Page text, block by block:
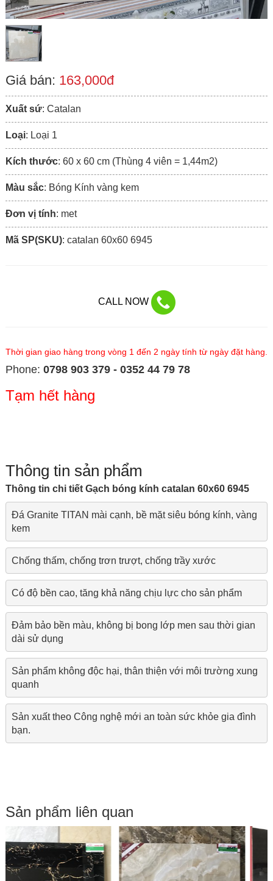
Giá bán: 163,000đ
Xuất sứ: Catalan
Loại: Loại 1
Kích thước: 60 x 60 cm (Thùng 4 viên = 1,44m2)
Màu sắc: Bóng Kính vàng kem
Đơn vị tính: met
Mã SP(SKU): catalan 60x60 6945
CALL NOW
Thời gian giao hàng trong vòng 1 đến 2 ngày tính từ ngày đặt hàng.
Phone: 0798 903 379 - 0352 44 79 78
Tạm hết hàng
Thông tin sản phẩm
Thông tin chi tiết Gạch bóng kính catalan 60x60 6945
Đá Granite TITAN mài cạnh, bề mặt siêu bóng kính, vàng
kem
Chống thấm, chống trơn trượt, chống trầy xước
Có độ bền cao, tăng khả năng chịu lực cho sản phẩm
Đảm bảo bền màu, không bị bong lớp men sau thời gian
dài sử dụng
Sản phẩm không độc hại, thân thiện với môi trường xung
quanh
Sản xuất theo Công nghệ mới an toàn sức khỏe gia đình
bạn.
Sản phẩm liên quan